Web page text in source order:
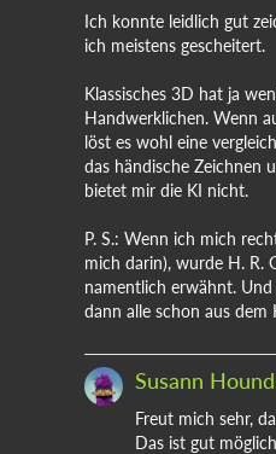
Ich konnte leidlich gut
ich meistens gescheitert.
Klassisches 3D hat ja
Handwerklichen. Wenn
löst es wohl eine
das händische Zeichnen
bietet mir die KI nicht.
P. S.: Wenn ich mich
mich darin), wurde H. R.
namentlich erwähnt.
dann alle schon aus dem
Susann
Freut mich sehr,
Das ist gut